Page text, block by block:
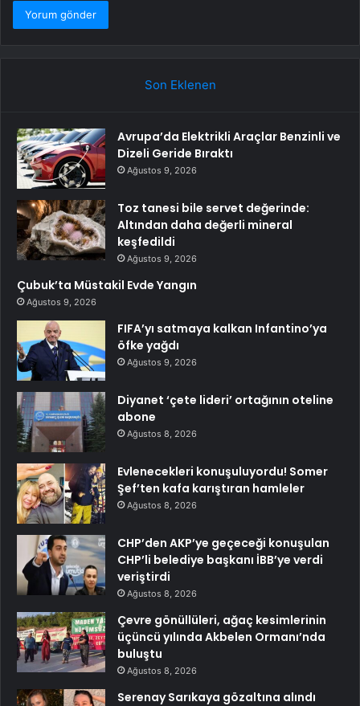
Son Eklenen
Avrupa’da Elektrikli Araçlar Benzinli ve
Dizeli Geride Bıraktı
Ağustos 9, 2026
Toz tanesi bile servet değerinde:
Altından daha değerli mineral
keşfedildi
Ağustos 9, 2026
Çubuk’ta Müstakil Evde Yangın
Ağustos 9, 2026
FIFA’yı satmaya kalkan Infantino’ya
öfke yağdı
Ağustos 9, 2026
Diyanet ‘çete lideri’ ortağının oteline
abone
Ağustos 8, 2026
Evlenecekleri konuşuluyordu! Somer
Şef’ten kafa karıştıran hamleler
Ağustos 8, 2026
CHP’den AKP’ye geçeceği konuşulan
CHP’li belediye başkanı İBB’ye verdi
veriştirdi
Ağustos 8, 2026
Çevre gönüllüleri, ağaç kesimlerinin
üçüncü yılında Akbelen Ormanı’nda
buluştu
Ağustos 8, 2026
Serenay Sarıkaya gözaltına alındı